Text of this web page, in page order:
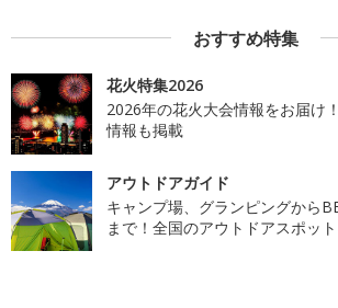
おすすめ特集
花火特集2026
2026年の花火大会情報をお届け
情報も掲載
アウトドアガイド
キャンプ場、グランピングから
まで！全国のアウトドアスポッ